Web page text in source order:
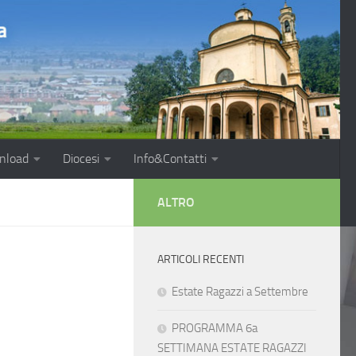
Diocesi Info&Contatti
ALTRO
ARTICOLI RECENTI
Estate Ragazzi a Settembre
PROGRAMMA 6a
SETTIMANA ESTATE RAGAZZI